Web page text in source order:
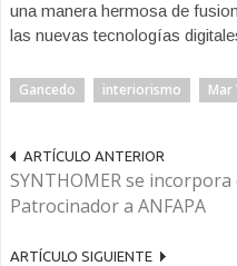
una manera hermosa de
las nuevas tecnologías
Gancedo interiorismo Mar
ARTÍCULO ANTERIOR
SYNTHOMER se
Patrocinador a ANFAPA
ARTÍCULO SIGUIENTE